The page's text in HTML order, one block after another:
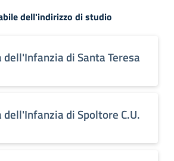
dell'indirizzo di studio
dell'Infanzia di Santa Teresa
dell'Infanzia di Spoltore C.U.